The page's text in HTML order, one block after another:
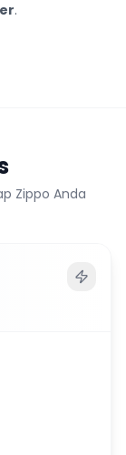
.
Zippo Anda